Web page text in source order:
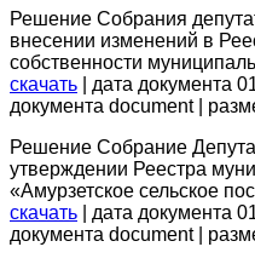
Решение Собрания
внесении изменений в
собственности
скачать | дата документа
документа document |
Решение Собрание
утверждении Реестра
«Амурзетское сельское
скачать | дата документа
документа document |